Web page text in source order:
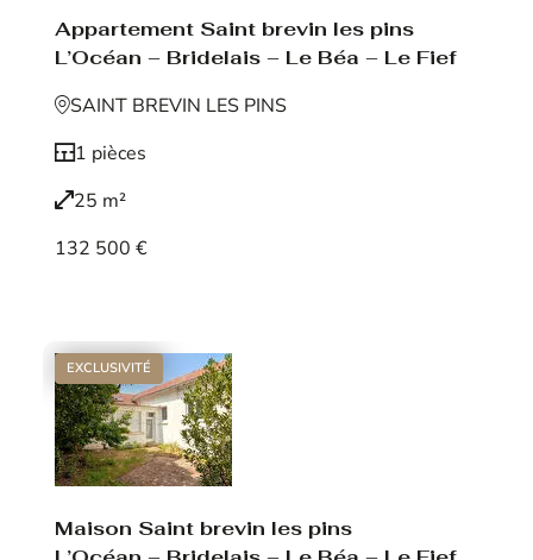
Appartement Saint brevin les pins
L’Océan – Bridelais – Le Béa – Le Fief
SAINT BREVIN LES PINS
1 pièces
25 m²
132 500 €
EXCLUSIVITÉ
Maison Saint brevin les pins